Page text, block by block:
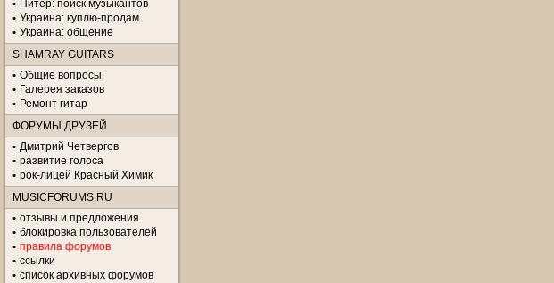
Питер: поиск музыкантов
Украина: куплю-продам
Украина: общение
SHAMRAY GUITARS
Общие вопросы
Галерея заказов
Ремонт гитар
ФОРУМЫ ДРУЗЕЙ
Дмитрий Четвергов
развитие голоса
рок-лицей Красный Химик
MUSICFORUMS.RU
отзывы и предложения
блокировка пользователей
правила форумов
ссылки
список архивных форумов